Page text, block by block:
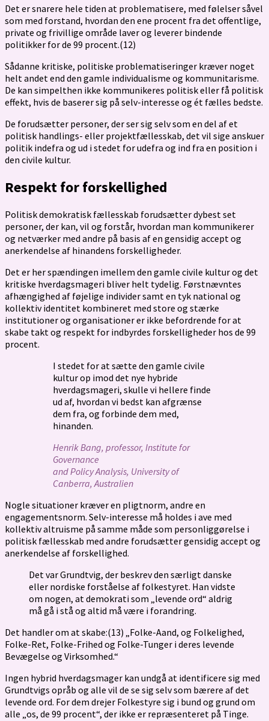
Det er snarere hele tiden at problematisere, med følelser såvel
som med forstand, hvordan den ene procent fra det offentlige,
private og frivillige område laver og leverer bindende
politikker for de 99 procent.(12)
Sådanne kritiske, politiske problematiseringer kræver noget
helt andet end den gamle individualisme og kommunitarisme.
De kan simpelthen ikke kommunikeres politisk eller få politisk
effekt, hvis de baserer sig på selv-interesse og ét fælles bedste.
De forudsætter personer, der ser sig selv som en del af et
politisk handlings- eller projektfællesskab, det vil sige anskuer
politik indefra og ud i stedet for udefra og ind fra en position i
den civile kultur.
Respekt for forskellighed
Politisk demokratisk fællesskab forudsætter dybest set
personer, der kan, vil og forstår, hvordan man kommunikerer
og netværker med andre på basis af en gensidig accept og
anerkendelse af hinandens forskelligheder.
Det er her spændingen imellem den gamle civile kultur og det
kritiske hverdagsmageri bliver helt tydelig. Førstnævntes
afhængighed af føjelige individer samt en tyk national og
kollektiv identitet kombineret med store og stærke
institutioner og organisationer er ikke befordrende for at
skabe takt og respekt for indbyrdes forskelligheder hos de 99
procent.
I stedet for at sætte den gamle civile
kultur op imod det nye hybride
hverdagsmageri, skulle vi hellere finde
ud af, hvordan vi bedst kan afgrænse
dem fra, og forbinde dem med,
hinanden.
Henrik Bang, professor, Institute for
Governance
and Policy Analysis, University of
Canberra, Australien
Nogle situationer kræver en pligtnorm, andre en
engagementsnorm. Selv-interesse må holdes i ave med
kollektiv altruisme på samme måde som personliggørelse i
politisk fællesskab med andre forudsætter gensidig accept og
anerkendelse af forskellighed.
Det var Grundtvig, der beskrev den særligt danske
eller nordiske forståelse af folkestyret. Han vidste
om nogen, at demokrati som „levende ord“ aldrig
må gå i stå og altid må være i forandring.
Det handler om at skabe:(13) „Folke-Aand, og Folkelighed,
Folke-Ret, Folke-Frihed og Folke-Tunger i deres levende
Bevægelse og Virksomhed.“
Ingen hybrid hverdagsmager kan undgå at identificere sig med
Grundtvigs opråb og alle vil de se sig selv som bærere af det
levende ord. For dem drejer Folkestyre sig i bund og grund om
alle „os, de 99 procent“, der ikke er repræsenteret på Tinge.